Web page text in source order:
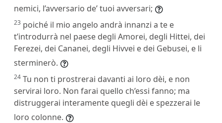
nemici, l’avversario de’ tuoi avversari;
23 poiché il mio angelo andrà innanzi a te e
t’introdurrà nel paese degli Amorei, degli Hittei, dei
Ferezei, dei Cananei, degli Hivvei e dei Gebusei, e li
sterminerò.
24 Tu non ti prostrerai davanti ai loro dèi, e non
servirai loro. Non farai quello ch’essi fanno; ma
distruggerai interamente quegli dèi e spezzerai le
loro colonne.